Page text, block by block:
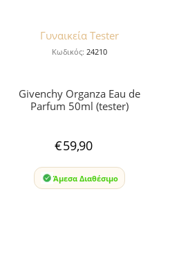
Γυναικεία Tester
Κωδικός: 24210
Givenchy Organza Eau de
Parfum 50ml (tester)
€59,90
Άμεσα Διαθέσιμο